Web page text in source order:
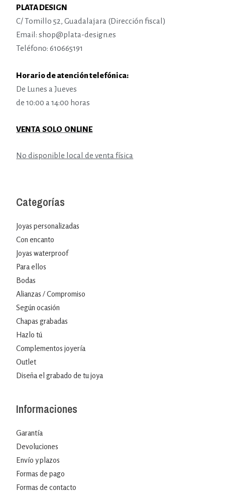
PLATA DESIGN
C/ Tomillo 52, Guadalajara (Dirección fiscal)
Email: shop@plata-design.es
Teléfono: 610665191
Horario de atención telefónica:
De Lunes a Jueves
de 10:00 a 14:00 horas
VENTA SOLO ONLINE
No disponible local de venta física
Categorías
Joyas personalizadas
Con encanto
Joyas waterproof
Para ellos
Bodas
Alianzas / Compromiso
Según ocasión
Chapas grabadas
Hazlo tú
Complementos joyería
Outlet
Diseña el grabado de tu joya
Informaciones
Garantía
Devoluciones
Envío y plazos
Formas de pago
Formas de contacto